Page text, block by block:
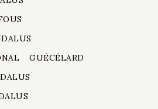
GUÉCÉLARD